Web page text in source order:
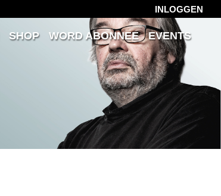
INLOGGEN
SHOP WORD ABONNEE
EVENTS